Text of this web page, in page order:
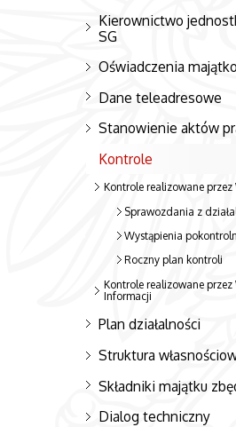
Kierownictwo
SG
Oświadczenia
Dane teleadresowe
Stanowienie aktów
Kontrole
Kontrole realizowane przez
Sprawozdania z
Wystąpienia
Roczny plan kontroli
Kontrole realizowane przez
Informacji
Plan działalności
Struktura
Składniki majątku
Dialog techniczny